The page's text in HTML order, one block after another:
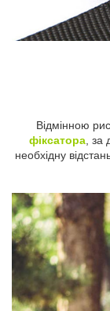
Відмінною
фіксатора, за
необхідну